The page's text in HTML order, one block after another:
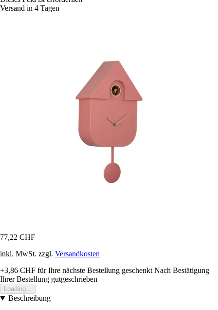
Versand in 4 Tagen
77,22 CHF
inkl. MwSt. zzgl. Versandkosten
+3,86 CHF für Ihre nächste Bestellung geschenkt Nach Bestätigung
Ihrer Bestellung gutgeschrieben
Loading...
Beschreibung